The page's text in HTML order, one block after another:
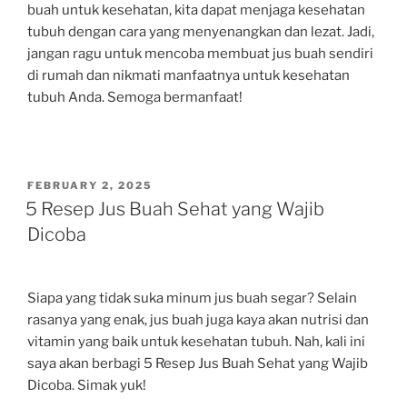
buah untuk kesehatan, kita dapat menjaga kesehatan
tubuh dengan cara yang menyenangkan dan lezat. Jadi,
jangan ragu untuk mencoba membuat jus buah sendiri
di rumah dan nikmati manfaatnya untuk kesehatan
tubuh Anda. Semoga bermanfaat!
POSTED
ON
FEBRUARY 2, 2025
5 Resep Jus Buah Sehat yang Wajib
Dicoba
Siapa yang tidak suka minum jus buah segar? Selain
rasanya yang enak, jus buah juga kaya akan nutrisi dan
vitamin yang baik untuk kesehatan tubuh. Nah, kali ini
saya akan berbagi 5 Resep Jus Buah Sehat yang Wajib
Dicoba. Simak yuk!